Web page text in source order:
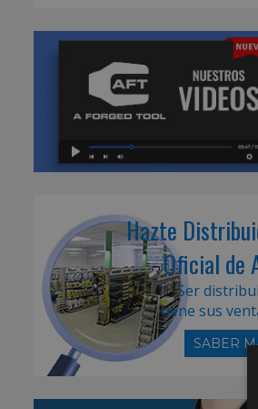
Hazte
Oficial de
Ser
tiene sus
SABER